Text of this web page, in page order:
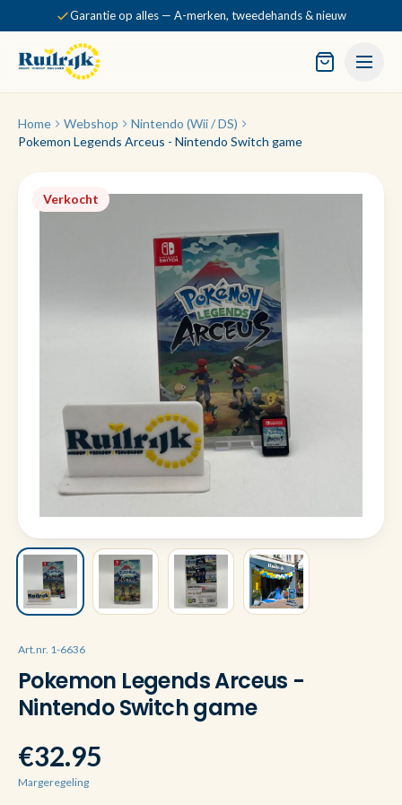
Garantie op alles — A-merken, tweedehands & nieuw
Home Webshop
Nintendo (Wii / DS)
Pokemon Legends Arceus - Nintendo Switch game
Verkocht
Art.nr. 1-6636
Pokemon Legends Arceus -
Nintendo Switch game
€32.95
Margeregeling